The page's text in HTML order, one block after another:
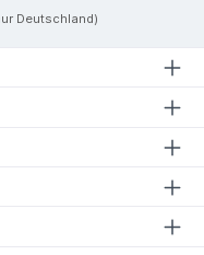
Deutschland)